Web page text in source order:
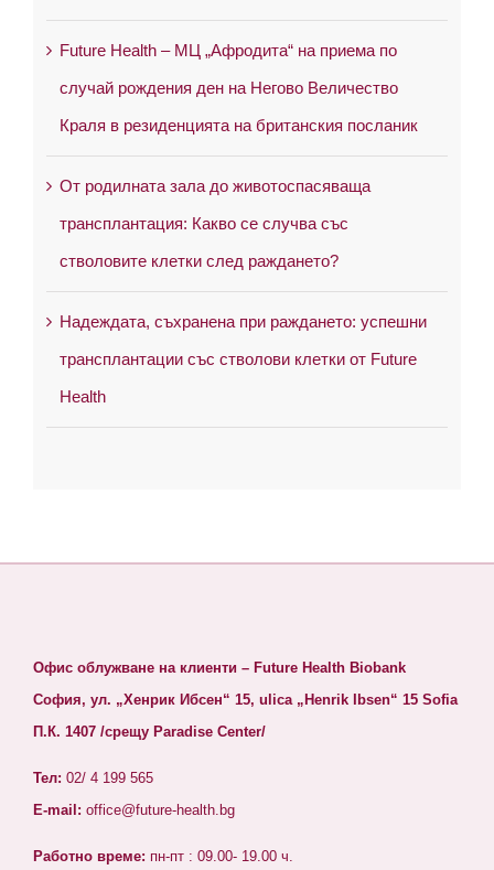
Future Health – МЦ „Афродита“ на приема по
случай рождения ден на Негово Величество
Краля в резиденцията на британския посланик
От родилната зала до животоспасяваща
трансплантация: Какво се случва със
стволовите клетки след раждането?
Надеждата, съхранена при раждането: успешни
трансплантации със стволови клетки от Future
Health
Офис облужване на клиенти – Future Health Biobank
София, ул. „Хенрик Ибсен“ 15, ulica „Henrik Ibsen“ 15 Sofia
П.К. 1407 /срещу Paradise Center/
Тел: 02/ 4 199 565
E-mail: office@future-health.bg
Работно време: пн-пт : 09.00- 19.00 ч.